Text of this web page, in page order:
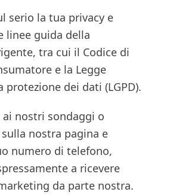
serio la tua privacy e
linee guida della
tra cui il Codice di
e la Legge
protezione dei dati (LGPD).
ai nostri sondaggi o
nostra pagina e
numero di telefono,
a ricevere
da parte nostra.